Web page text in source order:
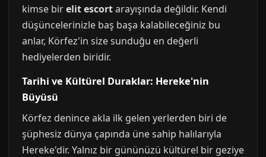
kimse birelit escortarayışında değildir. Kendi
düşüncelerinizle baş başa kalabileceğiniz bu
anlar, Körfez'in size sunduğu en değerli
hediyelerden biridir.
Tarihi ve Kültürel Duraklar: Hereke'nin
Büyüsü
Körfez denince akla ilk gelen yerlerden biri de
şüphesiz dünya çapında üne sahip halılarıyla
Hereke'dir. Yalnız bir gününüzü kültürel bir geziye